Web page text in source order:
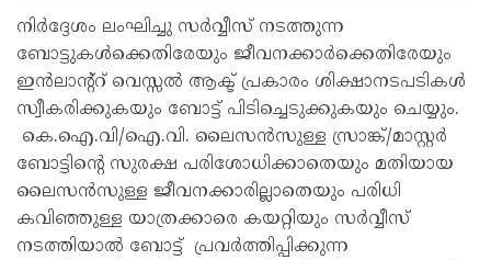
നിർദ്ദേശം ലംഘിച്ചു സർവ്വീസ് നടത്തുന്ന
ബോട്ടുകൾക്കെതിരേയും ജീവനക്കാർക്കെതിരേയും
ഇൻലാന്റ്റ് വെസ്സൽ ആക്ട് പ്രകാരം ശിക്ഷാനടപടികൾ
സ്വീകരിക്കുകയും ബോട്ട് പിടിച്ചെടുക്കുകയും ചെയ്യും.
കെ.ഐ.വി/ഐ.വി. ലൈസൻസുള്ള സ്രാങ്ക്/മാസ്റ്റർ
ബോട്ടിന്റെ സുരക്ഷ പരിശോധിക്കാതെയും മതിയായ
ലൈസൻസുള്ള ജീവനക്കാരില്ലാതെയും പരിധി
കവിഞ്ഞുള്ള യാത്രക്കാരെ കയറ്റിയും സർവ്വീസ്
നടത്തിയാൽ ബോട്ട് പ്രവർത്തിപ്പിക്കുന്ന